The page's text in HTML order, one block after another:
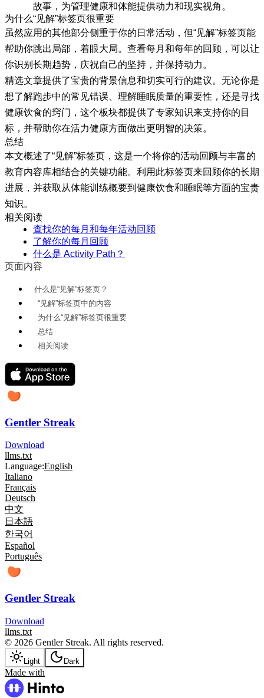
故事，为管理健康和体能提供动力和现实视角。
为什么“见解”标签页很重要
虽然应用的其他部分侧重于你的日常活动，但“见解”标签页能
帮助你跳出局部，着眼大局。查看每月和每年的回顾，可以让
你识别长期趋势，庆祝自己的坚持，并保持动力。
精选文章提供了宝贵的背景信息和切实可行的建议。无论你是
想了解跑步中的常见错误、理解睡眠质量的重要性，还是寻找
健康饮食的窍门，这个板块都提供了专家知识来支持你的目
标，并帮助你在活力健康方面做出更明智的决策。
总结
本文概述了“见解”标签页，这是一个将你的活动回顾与丰富的
教育内容库相结合的关键功能。利用此标签页来回顾你的长期
进展，并获取从体能训练概要到健康饮食和睡眠等方面的宝贵
知识。
相关阅读
查找你的每月和每年活动回顾
了解你的每月回顾
什么是 Activity Path？
页面内容
什么是“见解”标签页？
“见解”标签页中的内容
为什么“见解”标签页很重要
总结
相关阅读
Gentler Streak
Download
llms.txt
Language:English
Italiano
Français
Deutsch
中文
日本語
한국어
Español
Português
Gentler Streak
Download
llms.txt
© 2026 Gentler Streak. All rights reserved.
Light Dark
Made with